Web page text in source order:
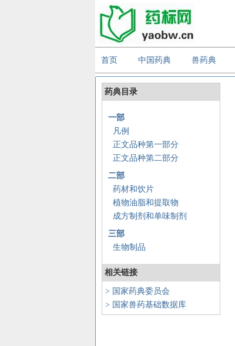
首页 中国药典 兽药典
药典目录
一部
凡例
正文品种第一部分
正文品种第二部分
二部
药材和饮片
植物油脂和提取物
成方制剂和单味制剂
三部
生物制品
相关链接
> 国家药典委员会
> 国家兽药基础数据库